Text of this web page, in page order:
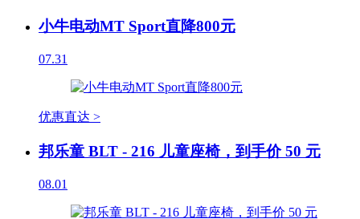
小牛电动MT Sport直降800元
07.31
优惠直达 >
邦乐童 BLT - 216 儿童座椅，到手价 50 元
08.01